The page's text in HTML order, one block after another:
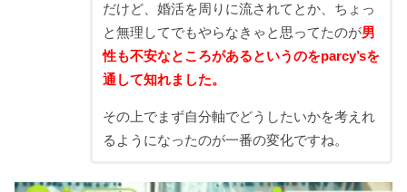
だけど、婚活を周りに流されてとか、ちょっ
と無理してでもやらなきゃと思ってたのが男
性も不安なところがあるというのをparcy’sを
通して知れました。
その上でまず自分軸でどうしたいかを考えれ
るようになったのが一番の変化ですね。